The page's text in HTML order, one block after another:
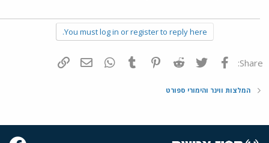
You must log in or register to reply here.
Share: פייסבוק Twitter
Reddit
Pinterest
Tumblr
WhatsAppדואר אלקטרוני
המלצות ווינר והימורי ספורט